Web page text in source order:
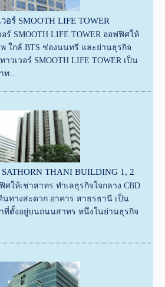
ร์ SMOOTH LIFE TOWER
ร์ SMOOTH LIFE TOWER ออฟฟิศให้
ใกล้ BTS ช่องนนทรี และย่านธุรกิจ
วเวอร์ SMOOTH LIFE TOWER เป็น
...
THANI BUILDING 1, 2
ให้เช่าสาทร ทำเลธุรกิจใจกลาง CBD
นทางสะดวก อาคาร สาธรธานี เป็น
ที่ตั้งอยู่บนถนนสาทร หนึ่งในย่านธุรกิจ